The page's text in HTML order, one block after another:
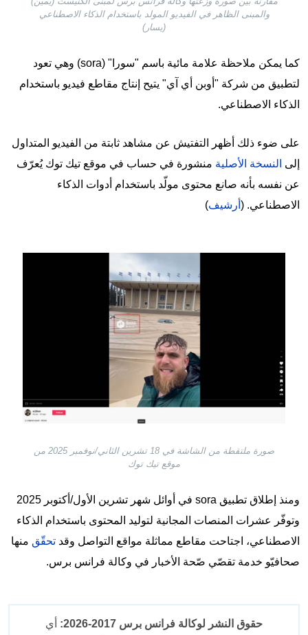
والمبنى الظاهر في الفيديو المولد باستخدام الذكاء الاصطناعي
(يسار)
كما يمكن ملاحظة علامة مائية باسم "سورا" (sora) وهي تعود
لتطبيق من شركة "أوبن أي آي" يتيح إنتاج مقاطع فيديو باستخدام
الذكاء الاصطناعي.
على ضوء ذلك أظهر التفتيش عن مشاهد ثابتة من الفيديو المتداول
إلى النسخة الأصلية منشورة في حساب في موقع تيك توك يُعرّف
عن نفسه بأنه صانع محتوى مولّد باستخدام أدوات الذكاء
الاصطناعي. ( أرشيف)
صورة ملتقطة من الشاشة في 18 تشرين الثاني/نوفمبر 2025 من
موقع تيك توك
ومنذ إطلاق تطبيق sora في أوائل شهر تشرين الأول/أكتوبر 2025
وتوفّر عشرات المنصات المجانية لتوليد المحتوى باستخدام الذكاء
الاصطناعي، اجتاحت مقاطع مماثلة مواقع التواصل وقد تحقّق منها
صحافيّو خدمة تقصّي صّحة الأخبار في وكالة فرانس برس.
حقوق النشر لوكالة فرانس برس 2017-2026:
أي